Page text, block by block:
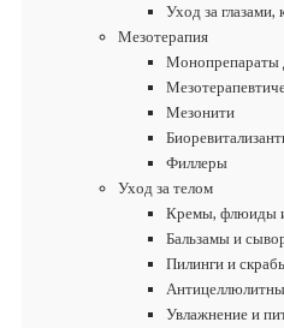
Уход за глазами,
Мезотерапия
Монопрепараты
Мезонити
Филлеры
Уход за телом
Кремы, флюиды
Бальзамы и
Пилинги и
Увлажнение и